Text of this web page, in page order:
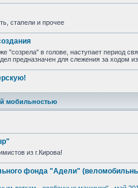
стапели и прочее
"созрела" в голове, наступает период
предназначен для слежения за ходом
мобильностью
из г.Кирова!
фонда "Адели"